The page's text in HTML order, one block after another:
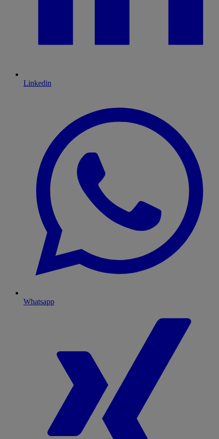
Linkedin
Whatsapp